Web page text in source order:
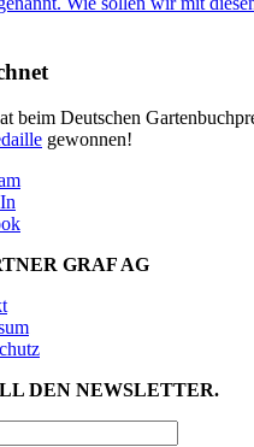
beim Deutschen
gewonnen!
GRAF AG
DEN NEWSLETTER.